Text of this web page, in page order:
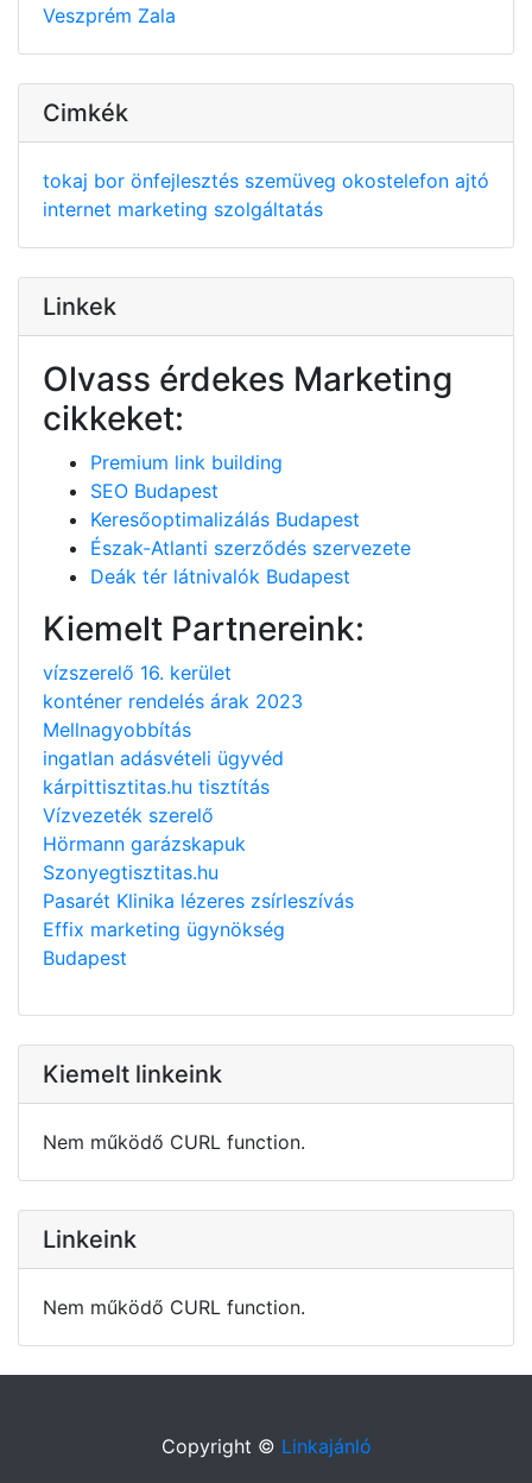
Veszprém Zala
Cimkék
tokaj bor önfejlesztés szemüveg okostelefon ajtó
internet marketing szolgáltatás
Linkek
Olvass érdekes Marketing
cikkeket:
Premium link building
SEO Budapest
Keresőoptimalizálás Budapest
Észak-Atlanti szerződés szervezete
Deák tér látnivalók Budapest
Kiemelt Partnereink:
vízszerelő 16. kerület
konténer rendelés árak 2023
Mellnagyobbítás
ingatlan adásvételi ügyvéd
kárpittisztitas.hu tisztítás
Vízvezeték szerelő
Hörmann garázskapuk
Szonyegtisztitas.hu
Pasarét Klinika lézeres zsírleszívás
Effix marketing ügynökség
Budapest
Kiemelt linkeink
Nem működő CURL function.
Linkeink
Nem működő CURL function.
Copyright © Linkajánló